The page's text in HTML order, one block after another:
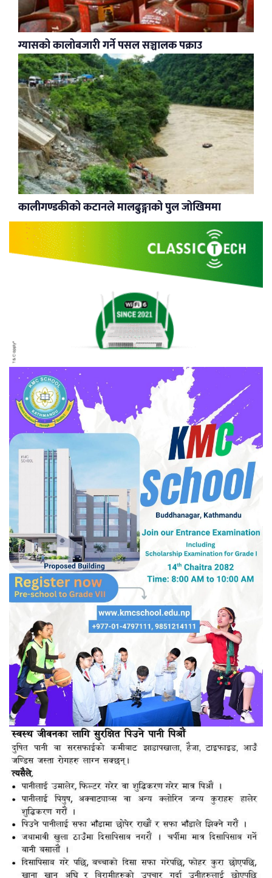
ग्यासको कालोबजारी गर्ने पसल सञ्चालक पक्राउ
कालीगण्डकीको कटानले मालढुङ्गाको पुल जोखिममा